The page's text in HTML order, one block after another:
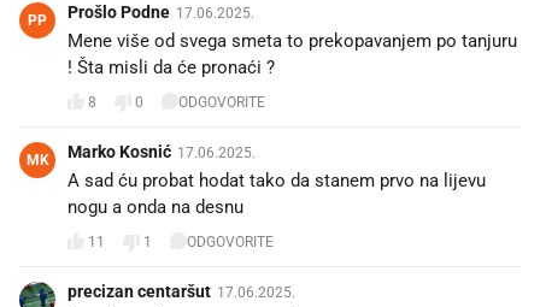
PP Prošlo Podne 17.06.2025.
Mene više od svega smeta to prekopavanjem po tanjuru
! Šta misli da će pronaći ?
8 0 ODGOVORITE
MK Marko Kosnić 17.06.2025.
A sad ću probat hodat tako da stanem prvo na lijevu
nogu a onda na desnu
11 1 ODGOVORITE
precizan centaršut 17.06.2025.